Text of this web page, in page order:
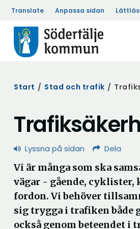
Translate Anpassa sidan
Start / Stad och trafik /
Lyssna på sidan Dela
Vi är många som ska
vägar - gående,
fordon. Vi behöver
sig trygga i trafiken både
också genom beteendet i